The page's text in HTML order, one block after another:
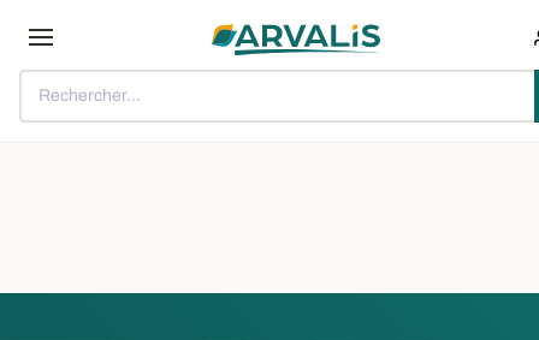
Rechercher...